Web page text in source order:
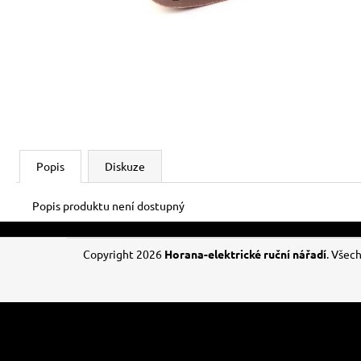
Popis Diskuze
Popis produktu není dostupný
Z
a
Copyright 2026 Horana-elektrické ruční nářadí.